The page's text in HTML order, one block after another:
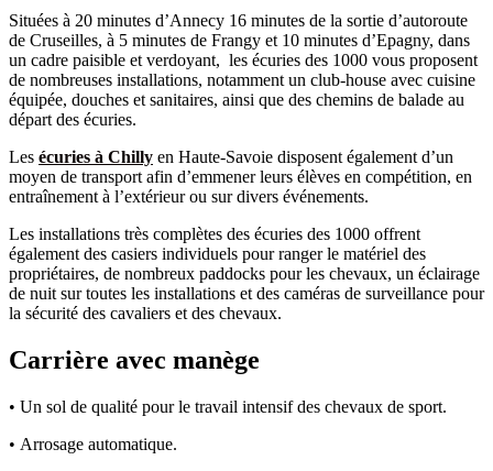
Situées à 20 minutes d’Annecy 16 minutes de la sortie d’autoroute
de Cruseilles, à 5 minutes de Frangy et 10 minutes d’Epagny, dans
un cadre paisible et verdoyant, les écuries des 1000 vous proposent
de nombreuses installations, notamment un club-house avec cuisine
équipée, douches et sanitaires, ainsi que des chemins de balade au
départ des écuries.
Les écuries à Chilly en Haute-Savoie disposent également d’un
moyen de transport afin d’emmener leurs élèves en compétition, en
entraînement à l’extérieur ou sur divers événements.
Les installations très complètes des écuries des 1000 offrent
également des casiers individuels pour ranger le matériel des
propriétaires, de nombreux paddocks pour les chevaux, un éclairage
de nuit sur toutes les installations et des caméras de surveillance pour
la sécurité des cavaliers et des chevaux.
Carrière avec manège
• Un sol de qualité pour le travail intensif des chevaux de sport.
• Arrosage automatique.